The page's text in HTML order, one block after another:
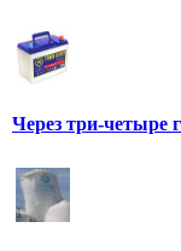
Через три-четыре